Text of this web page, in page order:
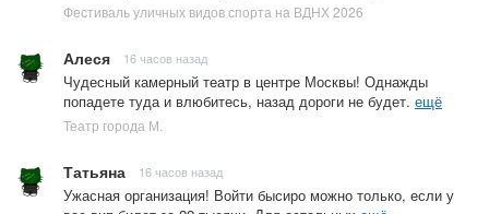
Фестиваль уличных видов спорта на ВДНХ 2026
Алеся 16 часов назад
Чудесный камерный театр в центре Москвы! Однажды
попадете туда и влюбитесь, назад дороги не будет. ещё
Театр города М.
Татьяна 16 часов назад
Ужасная организация! Войти бысиро можно только, если у